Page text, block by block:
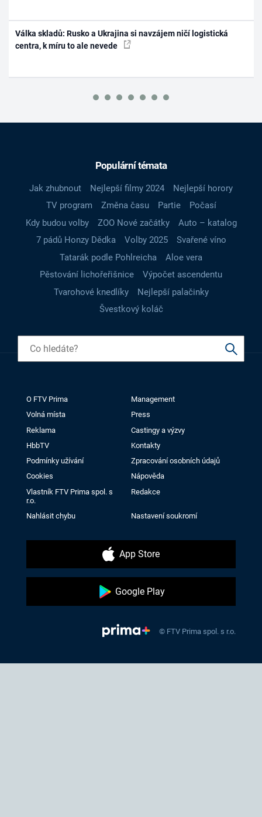
Válka skladů: Rusko a Ukrajina si navzájem ničí logistická
centra, k míru to ale nevede
Populární témata
Jak zhubnout Nejlepší filmy 2024
Nejlepší horory
TV program
Změna času Partie
Počasí
Kdy budou volby
ZOO Nové začátky
Auto – katalog
7 pádů Honzy Dědka
Volby 2025
Svařené víno
Tatarák podle Pohlreicha
Aloe vera
Pěstování lichořeřišnice
Výpočet ascendentu
Tvarohové knedlíky
Nejlepší palačinky
Švestkový koláč
O FTV Prima
Management
Volná místa
Press
Reklama
Castingy a výzvy
HbbTV
Kontakty
Podmínky užívání
Zpracování osobních údajů
Cookies
Nápověda
Vlastník FTV Prima spol. s
r.o.
Redakce
Nahlásit chybu Nastavení soukromí
App Store
Google Play
© FTV Prima spol. s r.o.